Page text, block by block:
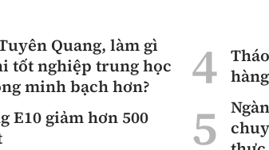
Quang, làm gì
tốt nghiệp trung học
minh bạch hơn?
E10 giảm hơn 500